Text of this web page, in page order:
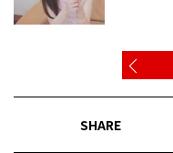
SHARE